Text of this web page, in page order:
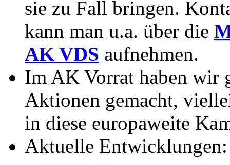
sie zu Fall bringen.
kann man u.a. über die
AK VDS aufnehmen.
Im AK Vorrat haben wir
Aktionen gemacht,
in diese europaweite
Aktuelle Entwicklungen: